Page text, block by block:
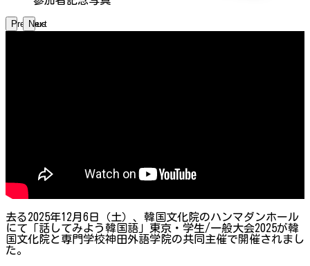
Previous
Next
去る2025年12月6日（土）、韓国文化院のハンマダンホール
にて「話してみよう韓国語」東京・学生/一般大会2025が韓
国文化院と専門学校神田外語学院の共同主催で開催されまし
た。